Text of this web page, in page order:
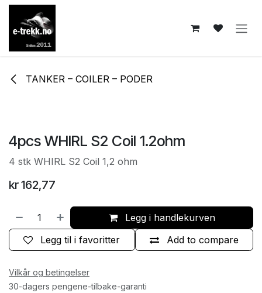
Skip to Content
TANKER – COILER – PODER
4pcs WHIRL S2 Coil 1.2ohm
4 stk WHIRL S2 Coil 1,2 ohm
kr162,77
Legg i handlekurven
Add to compare
Legg til i favoritter
Vilkår og betingelser
30-dagers pengene-tilbake-garanti